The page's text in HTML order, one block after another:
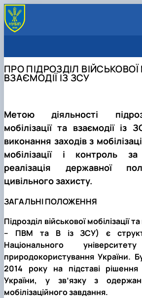
Про підрозділ
Відповідальність за
обліку
У випадку надзвичайної
ВІЙСЬКОВИЙ ОБЛІК
Постановка на віськовий
Анкети постановки на
Постановка на військовий
РТЦК та СП
Зняття з військового
та СП
ТЦК та СП м.Києва
ТЦК та СП України
Новий порядок
БРОНЮВАННЯ
ДОВІДКА З ЄДЕБО
ПРО ПІДРОЗДІЛ ВІЙСЬКОВОЇ
ВЗАЄМОДІЇ ІЗ ЗСУ
Метою діяльності
мобілізації та взаємодії із
виконання заходів з
мобілізації і контроль
реалізація державної
цивільного захисту.
ЗАГАЛЬНІ ПОЛОЖЕННЯ
Підрозділ військової мобілізації
– ПВМ та В із ЗСУ) є
Національного
природокористування України.
2014 року на підставі
України, у зв’язку з
мобілізаційного завдання.